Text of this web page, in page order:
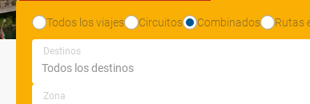
Todos los viajes Circuitos Combinados Rutas
Destinos
Zona